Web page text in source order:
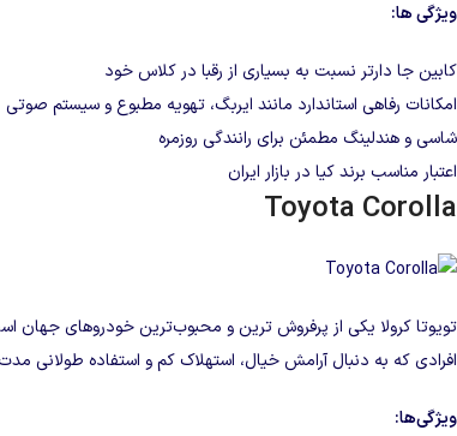
ویژگی‌ ها:
کابین جا دارتر نسبت به بسیاری از رقبا در کلاس خود
امکانات رفاهی استاندارد مانند ایربگ، تهویه مطبوع و سیستم صوتی
شاسی و هندلینگ مطمئن برای رانندگی روزمره
اعتبار مناسب برند کیا در بازار ایران
Toyota Corolla
تویوتا کرولا یکی از پرفروش‌ ترین و محبوب‌ترین خودروهای جهان
افرادی که به‌ دنبال آرامش خیال، استهلاک کم و استفاده
ویژگی‌ها: